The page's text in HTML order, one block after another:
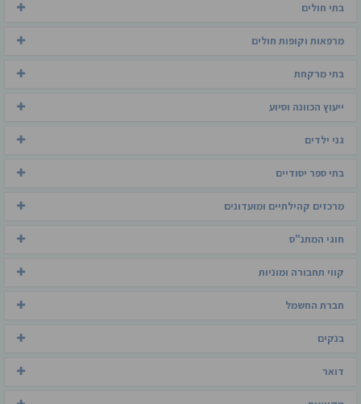
בתי חולים
מרפאות וקופות חולים
בתי מרקחת
ייעוץ הכוונה וסיוע
גני ילדים
בתי ספר יסודיים
מרכזים קהילתיים ומועדונים
חוגי המתנ"ס
קווי תחבורה ומוניות
חברת החשמל
בנקים
דואר